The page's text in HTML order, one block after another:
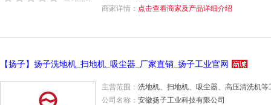
商家详情： 点击查看商家及产品详细介绍
【扬子】扬子洗地机_扫地机_吸尘器_厂家直销_扬子工业官网
主营范围：洗地机、扫地机、吸尘器、高压清洗机
公司名称：安徽扬子工业科技有限公司